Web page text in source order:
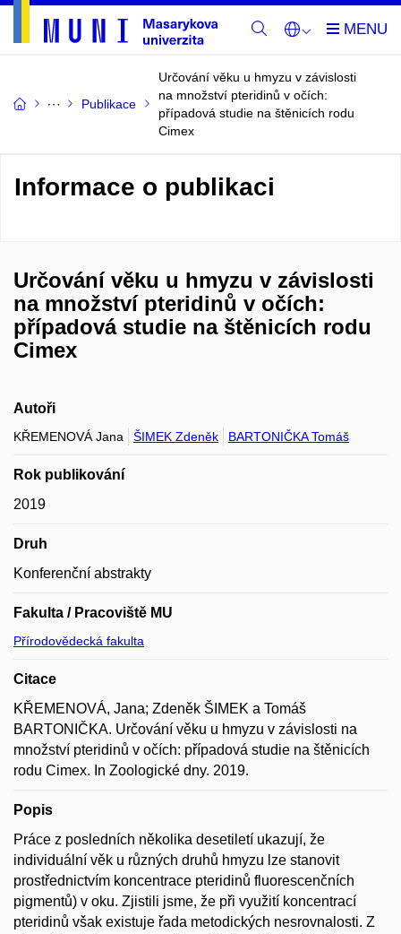
Publikace
Určování věku u hmyzu v závislosti
na množství pteridinů v očích:
případová studie na štěnicích rodu
Cimex
Informace o publikaci
Určování věku u hmyzu v závislosti
na množství pteridinů v očích:
případová studie na štěnicích rodu
Cimex
Autoři
KŘEMENOVÁ Jana ŠIMEK Zdeněk BARTONIČKA Tomáš
Rok publikování
2019
Druh
Konferenční abstrakty
Fakulta / Pracoviště MU
Přírodovědecká fakulta
Citace
KŘEMENOVÁ, Jana; Zdeněk ŠIMEK a Tomáš
BARTONIČKA. Určování věku u hmyzu v závislosti na
množství pteridinů v očích: případová studie na štěnicích
rodu Cimex. In Zoologické dny. 2019.
Popis
Práce z posledních několika desetiletí ukazují, že
individuální věk u různých druhů hmyzu lze stanovit
prostřednictvím koncentrace pteridinů fluorescenčních
pigmentů) v oku. Zjistili jsme, že při využití koncentrací
pteridinů však existuje řada metodických nesrovnalosti. Z